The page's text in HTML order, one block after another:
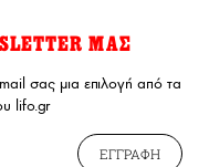
ΜΑΣ
σας μια επιλογή από τα
lifo.gr
ΕΓΓΡΑΦΗ